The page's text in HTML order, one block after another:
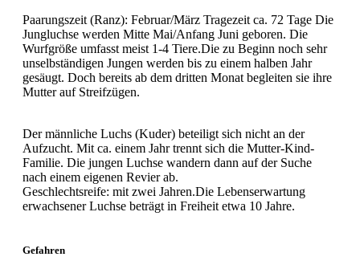
Paarungszeit (Ranz): Februar/März Tragezeit ca. 72 Tage Die
Jungluchse werden Mitte Mai/Anfang Juni geboren. Die
Wurfgröße umfasst meist 1-4 Tiere.Die zu Beginn noch sehr
unselbständigen Jungen werden bis zu einem halben Jahr
gesäugt. Doch bereits ab dem dritten Monat begleiten sie ihre
Mutter auf Streifzügen.
Der männliche Luchs (Kuder) beteiligt sich nicht an der
Aufzucht. Mit ca. einem Jahr trennt sich die Mutter-Kind-
Familie. Die jungen Luchse wandern dann auf der Suche
nach einem eigenen Revier ab.
Geschlechtsreife: mit zwei Jahren.Die Lebenserwartung
erwachsener Luchse beträgt in Freiheit etwa 10 Jahre.
Gefahren